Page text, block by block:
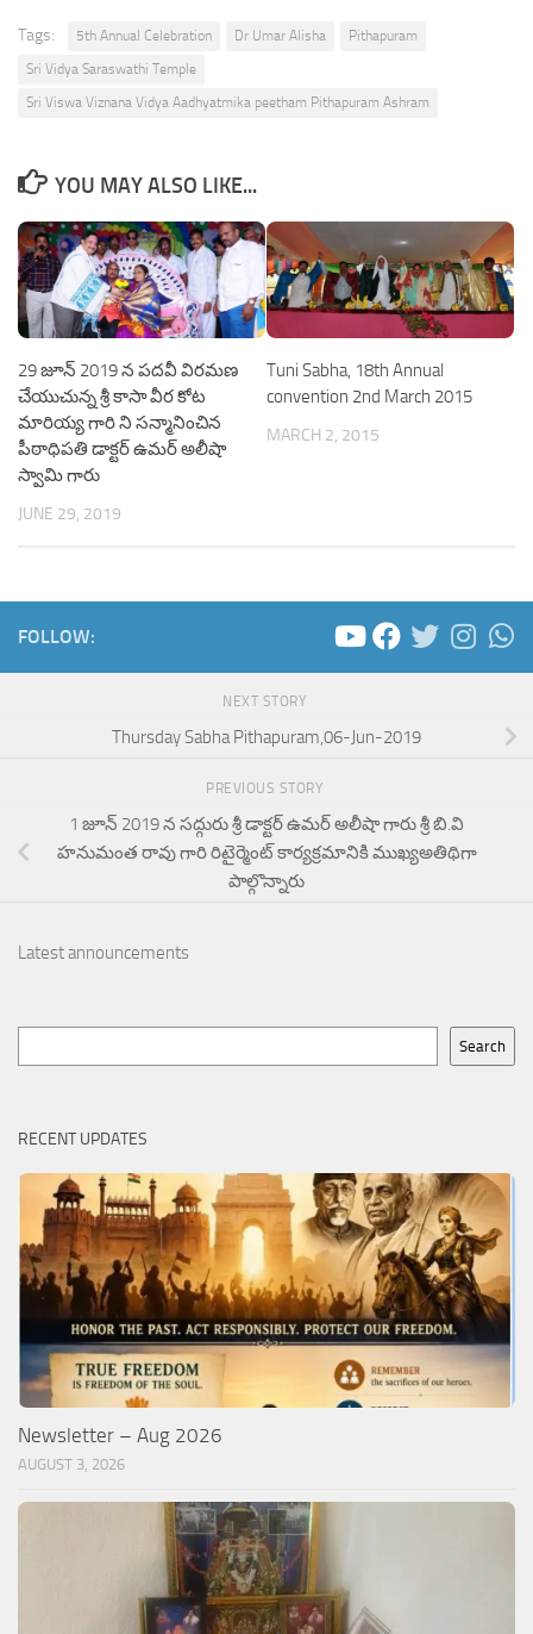
Tags: 5th Annual Celebration Dr Umar Alisha
Pithapuram
Sri Vidya Saraswathi Temple
Sri Viswa Viznana Vidya Aadhyatmika peetham Pithapuram Ashram
YOU MAY ALSO LIKE...
29 జూన్ 2019 న పదవీ విరమణ
చేయుచున్న శ్రీ కాసా వీర కోట
మారియ్య గారి ని సన్మానించిన
పీఠాధిపతి డాక్టర్ ఉమర్ అలీషా
స్వామి గారు
JUNE 29, 2019
Tuni Sabha, 18th Annual
convention 2nd March 2015
MARCH 2, 2015
FOLLOW:
NEXT STORY
Thursday Sabha Pithapuram,06-Jun-2019
PREVIOUS STORY
1 జూన్ 2019 న సద్గురు శ్రీ డాక్టర్ ఉమర్ అలీషా గారు శ్రీ బి.వి
హనుమంత రావు గారి రిటైర్మెంట్ కార్యక్రమానికి ముఖ్యఅతిథిగా
పాల్గొన్నారు
Latest announcements
Search
RECENT UPDATES
Newsletter – Aug 2026
AUGUST 3, 2026